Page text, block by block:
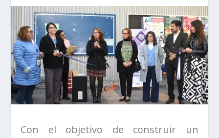
Con el objetivo de construir un